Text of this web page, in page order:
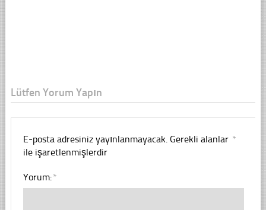
Lütfen Yorum Yapın
E-posta adresiniz yayınlanmayacak. Gerekli alanlar *
ile işaretlenmişlerdir
Yorum:*